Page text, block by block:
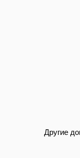
Другие